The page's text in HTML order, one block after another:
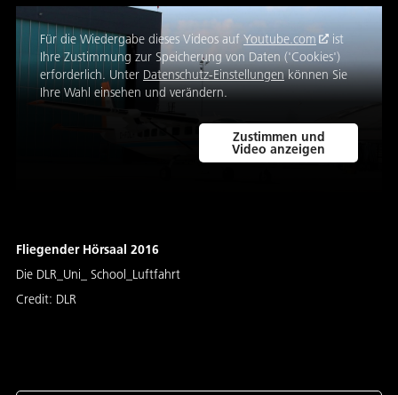
Für die Wiedergabe dieses Videos auf Youtube.com
ist
Ihre Zustimmung zur Speicherung von Daten ('Cookies')
erforderlich. Unter Datenschutz-Einstellungenkönnen Sie
Ihre Wahl einsehen und verändern.
Zustimmen und
Video anzeigen
Fliegender Hörsaal 2016
Die DLR_Uni_ School_Luftfahrt
Credit: DLR